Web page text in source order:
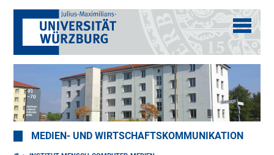
MEDIEN- UND WIRTSCHAFTSKOMMUNIKATION